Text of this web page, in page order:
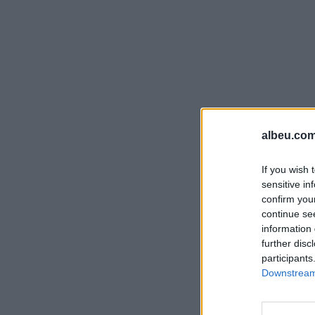
If you wish
sensitive
confirm
continue
information
further